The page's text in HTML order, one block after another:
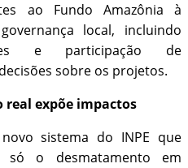
ao Fundo Amazônia à
local, incluindo
e participação de
sobre os projetos.
expõe impactos
novo sistema do INPE que
só o desmatamento em